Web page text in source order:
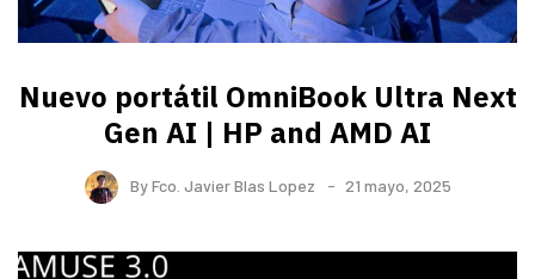
Nuevo portátil OmniBook Ultra ​Next
Gen AI | HP and AMD AI
ByFco. Javier Blas Lopez 21 mayo, 2025